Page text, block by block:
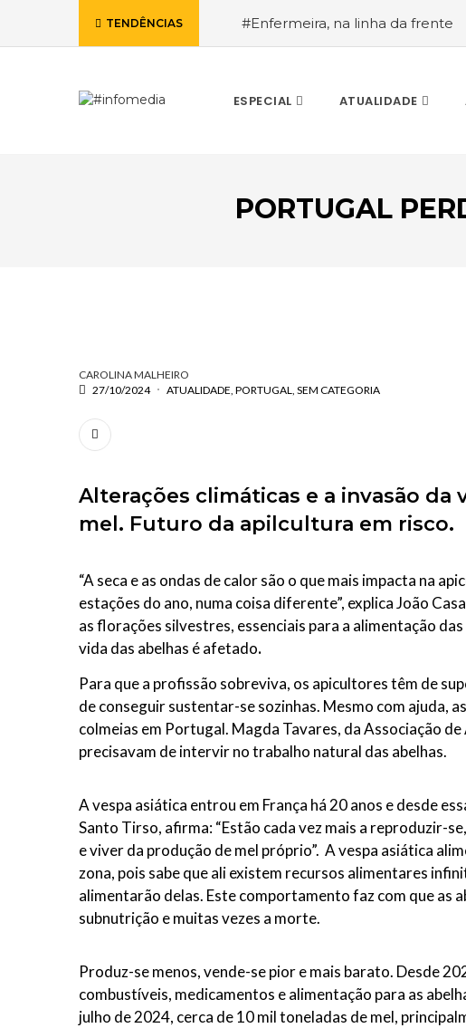
TENDÊNCIAS #Enfermeira, na linha da frente
ESPECIAL ATUALIDADE
PORTUGAL
CAROLINA MALHEIRO
27/10/2024
ATUALIDADE PORTUGAL SEM CATEGORIA
Alterações climáticas e a invasão
mel. Futuro da apilcultura em risco.
“A seca e as ondas de calor são o que mais impacta na
estações do ano, numa coisa diferente”, explica João
as florações silvestres, essenciais para a alimentação
vida das abelhas é afetado.
Para que a profissão sobreviva, os apicultores têm de
de conseguir sustentar-se sozinhas. Mesmo com ajuda,
colmeias em Portugal. Magda Tavares, da Associação
precisavam de intervir no trabalho natural das abelhas.
A vespa asiática entrou em França há 20 anos e desde
Santo Tirso, afirma: “Estão cada vez mais a reproduzir-
e viver da produção de mel próprio”. A vespa asiática
zona, pois sabe que ali existem recursos alimentares
alimentarão delas. Este comportamento faz com que as
subnutrição e muitas vezes a morte.
Produz-se menos, vende-se pior e mais barato. Desde
combustíveis, medicamentos e alimentação para as
julho de 2024, cerca de 10 mil toneladas de mel,